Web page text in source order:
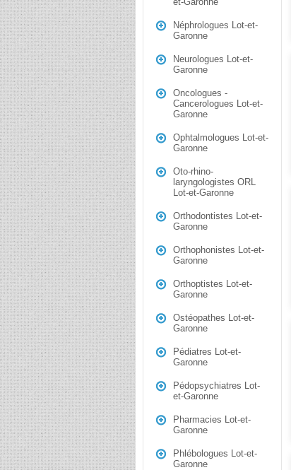
Néphrologues Lot-et-
Garonne
Neurologues Lot-et-
Garonne
Oncologues -
Cancerologues Lot-et-
Garonne
Ophtalmologues Lot-et-
Garonne
Oto-rhino-
laryngologistes ORL
Lot-et-Garonne
Orthodontistes Lot-et-
Garonne
Orthophonistes Lot-et-
Garonne
Orthoptistes Lot-et-
Garonne
Ostéopathes Lot-et-
Garonne
Pédiatres Lot-et-
Garonne
Pédopsychiatres Lot-
et-Garonne
Pharmacies Lot-et-
Garonne
Phlébologues Lot-et-
Garonne